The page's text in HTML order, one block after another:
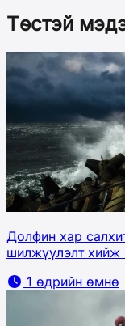
Төстэй
Долфин хар
шилжүүлэлт хийж
1 өдрийн өмнө